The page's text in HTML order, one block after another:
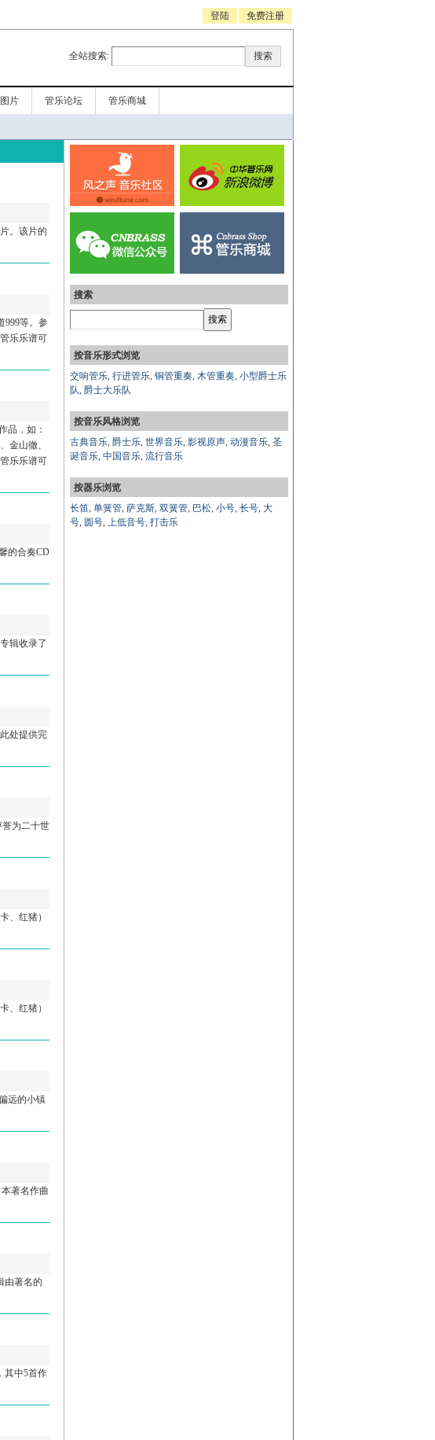
登陆 免费注册
全站搜索:
片 管乐论坛 管乐商城
。该片的
999等。参
乐乐谱可
品，如：
金山徹、
乐乐谱可
的合奏CD
辑收录了
处提供完
誉为二十世
、红猪）
、红猪）
远的小镇
著名作曲
由著名的
其中5首作
搜索
按音乐形式浏览
交响管乐, 行进管乐, 铜管重奏, 木管重奏, 小型爵士乐
队, 爵士大乐队
按音乐风格浏览
古典音乐, 爵士乐, 世界音乐, 影视原声, 动漫音乐, 圣
诞音乐, 中国音乐, 流行音乐
按器乐浏览
长笛, 单簧管, 萨克斯, 双簧管, 巴松, 小号, 长号, 大
号, 圆号, 上低音号, 打击乐